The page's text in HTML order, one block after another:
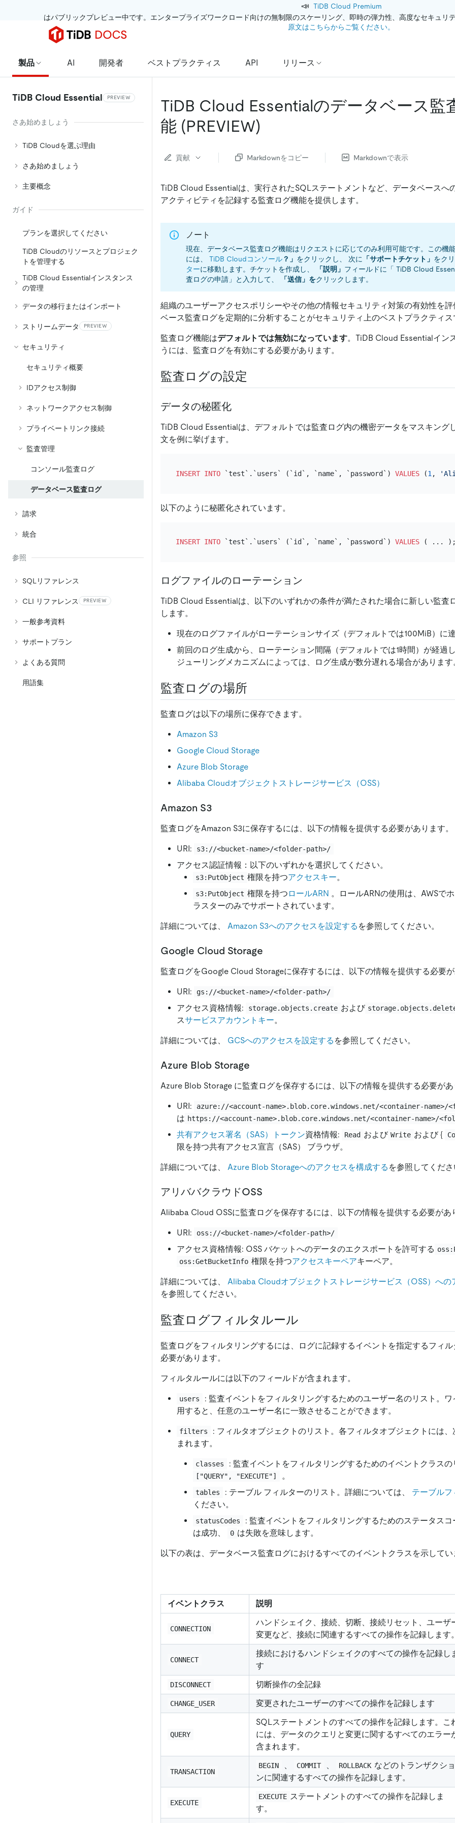
📣 TiDB Cloud Premium
はパブリックプレビュー中です。エンタープライズワークロード向けの無制限のスケーリング、即時の弾力性、高度なセキュリ
原文はこちらからご覧ください。
製品 AI 開発者 ベストプラクティス API リリース
TiDB Cloud Essential PREVIEW
さあ始めましょう
TiDB Cloudを選ぶ理由
さあ始めましょう
主要概念
ガイド
プランを選択してください
TiDB Cloudのリソースとプロジェク
トを管理する
TiDB Cloud Essentialインスタンス
の管理
データの移行またはインポート
ストリームデータ PREVIEW
セキュリティ
セキュリティ概要
IDアクセス制御
ネットワークアクセス制御
プライベートリンク接続
監査管理
コンソール監査ログ
データベース監査ログ
請求
統合
参照
SQLリファレンス
CLI リファレンス PREVIEW
一般参考資料
サポートプラン
よくある質問
用語集
TiDB Cloud Essentialのデータベース監
能 (PREVIEW)
貢献 Markdownをコピー Markdownで表示
TiDB Cloud Essentialは、実行されたSQLステートメントなど、データベースへ
アクティビティを記録する監査ログ機能を提供します。
ノート
現在、データベース監査ログ機能はリクエストに応じてのみ利用可能です。この機
には、 TiDB Cloudコンソール？」 をクリックし、 次に 「サポートチケット」 をク
ターに移動します。チケットを作成し、 「説明」 フィールドに「 TiDB Cloud
査ログの申請」と入力して、
「送信」をクリックします。
組織のユーザーアクセスポリシーやその他の情報セキュリティ対策の有効性を
ベース監査ログを定期的に分析することがセキュリティ上のベストプラクティス
監査ログ機能はデフォルトでは無効になっています。TiDB Cloud Essentialイン
うには、監査ログを有効にする必要があります。
監査ログの設定
データの秘匿化
TiDB Cloud Essentialは、デフォルトでは監査ログ内の機密データをマスキング
文を例に挙げます。
INSERT INTO `test`.`users` (`id`, `name`, `password`) VALUES (1 ,
以下のように秘匿化されています。
INSERT INTO `test`.`users` (`id`, `name`, `password`) VALUES
ログファイルのローテーション
TiDB Cloud Essentialは、以下のいずれかの条件が満たされた場合に新しい監査
します。
現在のログファイルがローテーションサイズ（デフォルトでは100MiB）に達
前回のログ生成から、ローテーション間隔（デフォルトでは1時間）が経過
ジューリングメカニズムによっては、ログ生成が数分遅れる場合があります
監査ログの場所
監査ログは以下の場所に保存できます。
Amazon S3
Google Cloud Storage
Azure Blob Storage
Alibaba Cloudオブジェクトストレージサービス（OSS）
Amazon S3
監査ログをAmazon S3に保存するには、以下の情報を提供する必要があります。
URI: s3://<bucket-name>/<folder-path>/
アクセス認証情報：以下のいずれかを選択してください。
s3:PutObject 権限を持つアクセスキー。
s3:PutObject 権限を持つ ロールARN 。ロールARNの使用は、AWSで
ラスターのみでサポートされています。
詳細については、 Amazon S3へのアクセスを設定する を参照してください。
Google Cloud Storage
監査ログをGoogle Cloud Storageに保存するには、以下の情報を提供する必要が
URI: gs://<bucket-name>/<folder-path>/
アクセス資格情報: storage.objects.create および
スサービスアカウントキー。
詳細については、 GCSへのアクセスを設定する を参照してください。
Azure Blob Storage
Azure Blob Storage に監査ログを保存するには、以下の情報を提供する必要があ
URI: azure://<account-name>.blob.core.windows.net/<container-name>/
は https://<account-name>.blob.core.windows.net/<container-name>/
共有アクセス署名（SAS）トークン資格情報: Read および Write および {
限を持つ共有アクセス宣言（SAS） ブラウザ。
詳細については、 Azure Blob Storageへのアクセスを構成する を参照してくださ
アリババクラウドOSS
Alibaba Cloud OSSに監査ログを保存するには、以下の情報を提供する必要があ
URI: oss://<bucket-name>/<folder-path>/
アクセス資格情報: OSS バケットへのデータのエクスポートを許可する
oss:GetBucketInfo 権限を持つアクセスキーペアキーペア。
詳細については、 Alibaba Cloudオブジェクトストレージサービス（OSS）への
を参照してください。
監査ログフィルタルール
監査ログをフィルタリングするには、ログに記録するイベントを指定するフィ
必要があります。
フィルタルールには以下のフィールドが含まれます。
users : 監査イベントをフィルタリングするためのユーザー名のリスト。ワ
用すると、任意のユーザー名に一致させることができます。
filters
: フィルタオブジェクトのリスト。各フィルタオブジェクトには
まれます。
classes : 監査イベントをフィルタリングするためのイベントクラスの
["QUERY", "EXECUTE"] 。
tables : テーブル フィルターのリスト。詳細については、 テーブルフ
ください。
statusCodes : 監査イベントをフィルタリングするためのステータスコ
は成功、 0 は失敗を意味します。
以下の表は、データベース監査ログにおけるすべてのイベントクラスを示してい
イベントクラス 説明
CONNECTION
ハンドシェイク、接続、切断、接続リセット、ユーザ
変更など、接続に関連するすべての操作を記録します。
CONNECT
接続におけるハンドシェイクのすべての操作を記録し
す
DISCONNECT 切断操作の全記録
CHANGE_USER 変更されたユーザーのすべての操作を記録します
QUERY
SQLステートメントのすべての操作を記録します。こ
には、データのクエリと変更に関するすべてのエラー
含まれます。
TRANSACTION
BEGIN 、 COMMIT 、 ROLLBACK などのトランザクショ
ンに関連するすべての操作を記録します。
EXECUTE
EXECUTE ステートメントのすべての操作を記録しま
す。